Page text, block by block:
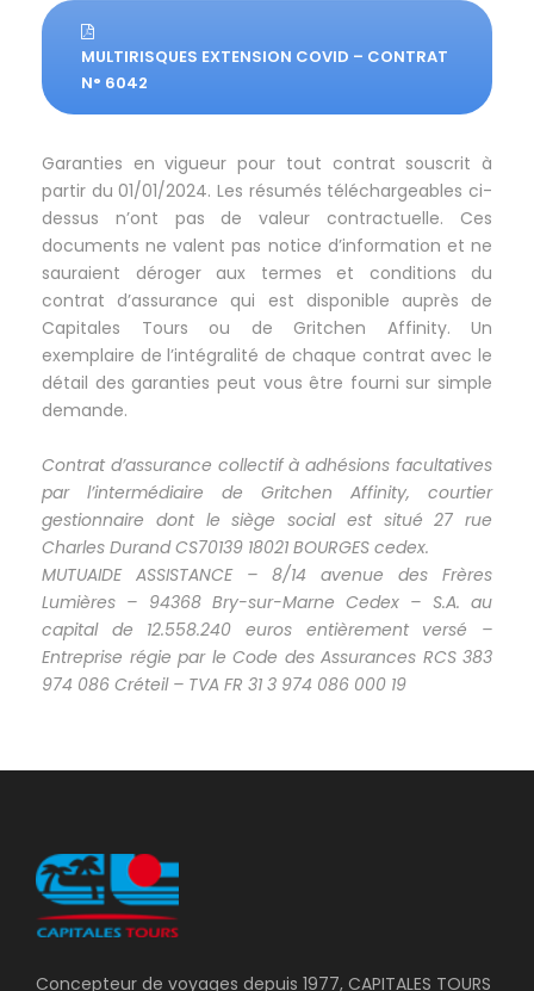
MULTIRISQUES EXTENSION COVID – CONTRAT
N° 6042
Garanties en vigueur pour tout contrat souscrit à
partir du 01/01/2024. Les résumés téléchargeables ci-
dessus n’ont pas de valeur contractuelle. Ces
documents ne valent pas notice d’information et ne
sauraient déroger aux termes et conditions du
contrat d’assurance qui est disponible auprès de
Capitales Tours ou de Gritchen Affinity. Un
exemplaire de l’intégralité de chaque contrat avec le
détail des garanties peut vous être fourni sur simple
demande.
Contrat d’assurance collectif à adhésions facultatives
par l’intermédiaire de Gritchen Affinity, courtier
gestionnaire dont le siège social est situé 27 rue
Charles Durand CS70139 18021 BOURGES cedex.
MUTUAIDE ASSISTANCE – 8/14 avenue des Frères
Lumières – 94368 Bry-sur-Marne Cedex – S.A. au
capital de 12.558.240 euros entièrement versé –
Entreprise régie par le Code des Assurances RCS 383
974 086 Créteil – TVA FR 31 3 974 086 000 19
Concepteur de voyages depuis 1977, CAPITALES TOURS